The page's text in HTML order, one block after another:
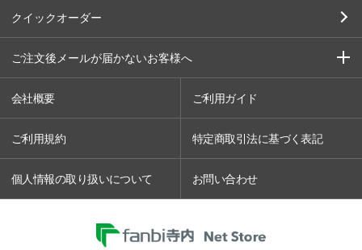
クイックオーダー
ご注文後メールが届かないお客様へ
会社概要 ご利用ガイド
ご利用規約 特定商取引法に基づく表記
個人情報の取り扱いについて お問い合わせ